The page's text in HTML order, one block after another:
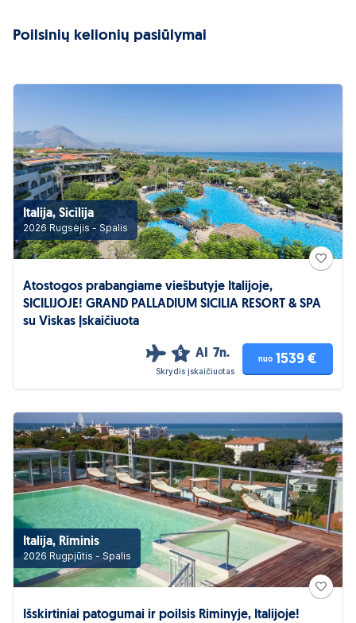
Poilsinių kelionių pasiūlymai
Italija, Sicilija
2026 Rugsėjis - Spalis
Atostogos prabangiame viešbutyje Italijoje,
SICILIJOJE! GRAND PALLADIUM SICILIA RESORT & SPA
su Viskas Įskaičiuota
5 AI 7n.
Skrydis įskaičiuotas
nuo 1539 €
Italija, Riminis
2026 Rugpjūtis - Spalis
Išskirtiniai patogumai ir poilsis Riminyje, Italijoje!